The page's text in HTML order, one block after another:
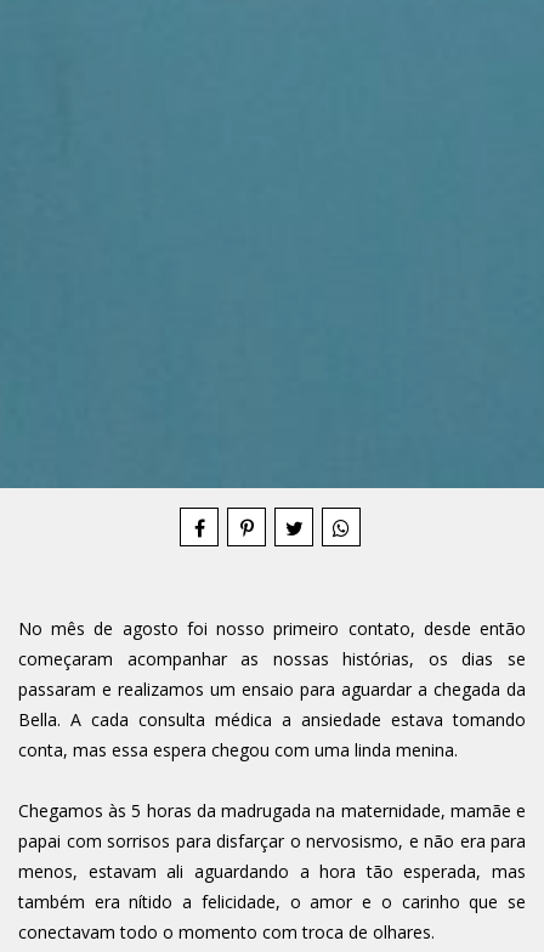
No mês de agosto foi nosso primeiro contato, desde então
começaram acompanhar as nossas histórias, os dias se
passaram e realizamos um ensaio para aguardar a chegada da
Bella. A cada consulta médica a ansiedade estava tomando
conta, mas essa espera chegou com uma linda menina.
Chegamos às 5 horas da madrugada na maternidade, mamãe e
papai com sorrisos para disfarçar o nervosismo, e não era para
menos, estavam ali aguardando a hora tão esperada, mas
também era nítido a felicidade, o amor e o carinho que se
conectavam todo o momento com troca de olhares.